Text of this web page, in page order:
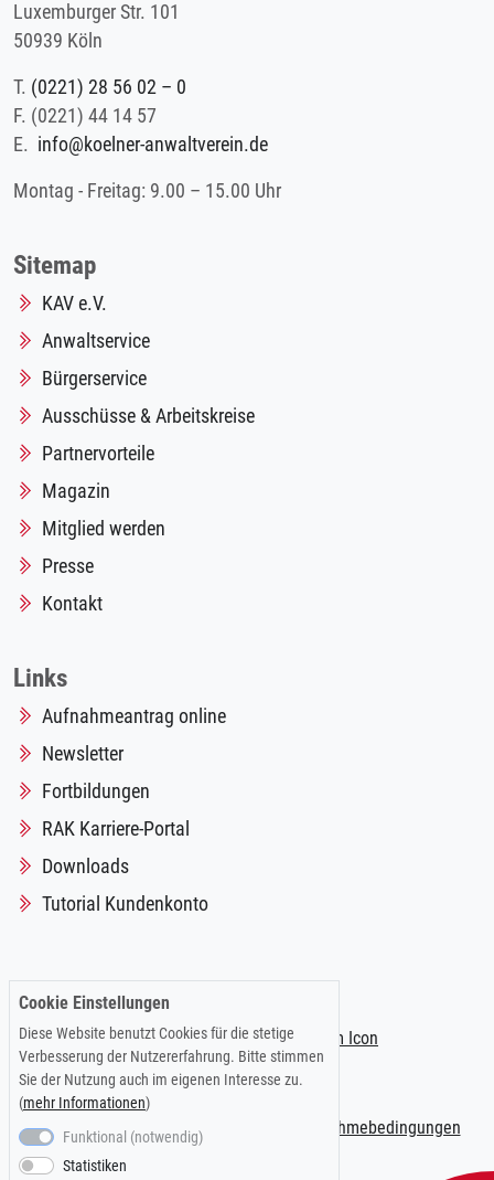
Luxemburger Str. 101
50939 Köln
T. (0221) 28 56 02 – 0
F. (0221) 44 14 57
E. info@koelner-anwaltverein.de
Montag - Freitag: 9.00 – 15.00 Uhr
Sitemap
KAV e.V.
Anwaltservice
Bürgerservice
Ausschüsse & Arbeitskreise
Partnervorteile
Magazin
Mitglied werden
Presse
Kontakt
Links
Aufnahmeantrag online
Newsletter
Fortbildungen
RAK Karriere-Portal
Downloads
Tutorial Kundenkonto
Impressum |Datenschutzerklärung Teilnahmebedingungen
Cookie Einstellungen
Diese Website benutzt Cookies für die stetige
Verbesserung der Nutzererfahrung. Bitte stimmen
Sie der Nutzung auch im eigenen Interesse zu.
(mehr Informationen)
Funktional (notwendig)
Statistiken